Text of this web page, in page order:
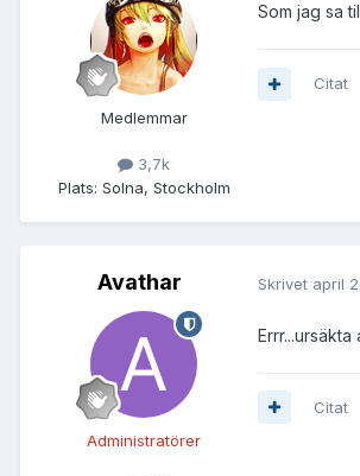
Medlemmar
3,7k
Plats: Solna, Stockholm
Som jag sa
Citat
Avathar
Administratörer
Skrivet april
Citat